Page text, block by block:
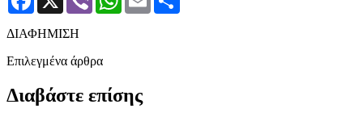
ΔΙΑΦΗΜΙΣΗ
Επιλεγμένα άρθρα
Διαβάστε επίσης